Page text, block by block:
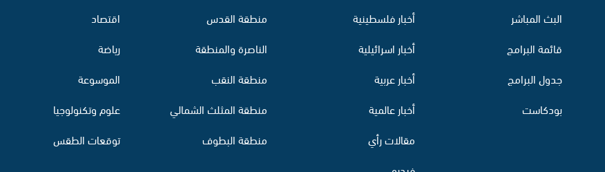
البث المباشر
قائمة البرامج
جدول البرامج
بودكاست
أخبار فلسطينية
أخبار اسرائيلية
أخبار عربية
أخبار عالمية
مقالات رأي
منطقة القدس
الناصرة والمنطقة
منطقة النقب
منطقة المثلث الشمالي
منطقة البطوف
اقتصاد
رياضة
الموسوعة
علوم وتكنولوجيا
توقعات الطقس